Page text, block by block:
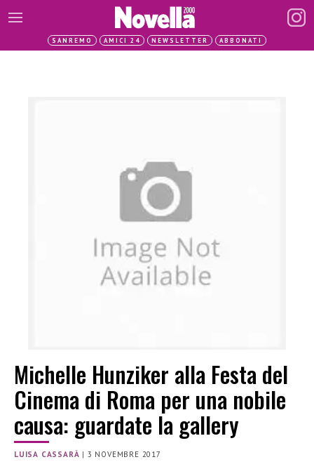
SANREMO AMICI 24 NEWSLETTER ABBONATI
Michelle Hunziker alla Festa del
Cinema di Roma per una nobile
causa: guardate la gallery
LUISA CASSARÀ | 3 NOVEMBRE 2017